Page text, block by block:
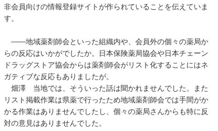
非会員向けの情報登録サイトが作られていることを伝えていま
す。
――地域薬剤師会といった組織内や、会員外の個々の薬局か
らの反応はいかがでしたか。日本保険薬局協会や日本チェーン
ドラッグストア協会からは薬剤師会がリスト化することにはネ
ガティブな反応もありましたが。
畑澤 当地では、そういった話は聞かれませんでした。また
リスト掲載作業は県薬で行ったため地域薬剤師会では手間がか
かる作業はありませんでしたし、個々の薬局さんからも特に反
対の意見はありませんでした。